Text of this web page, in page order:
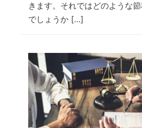
きます。それではどのような
でしょうか […]